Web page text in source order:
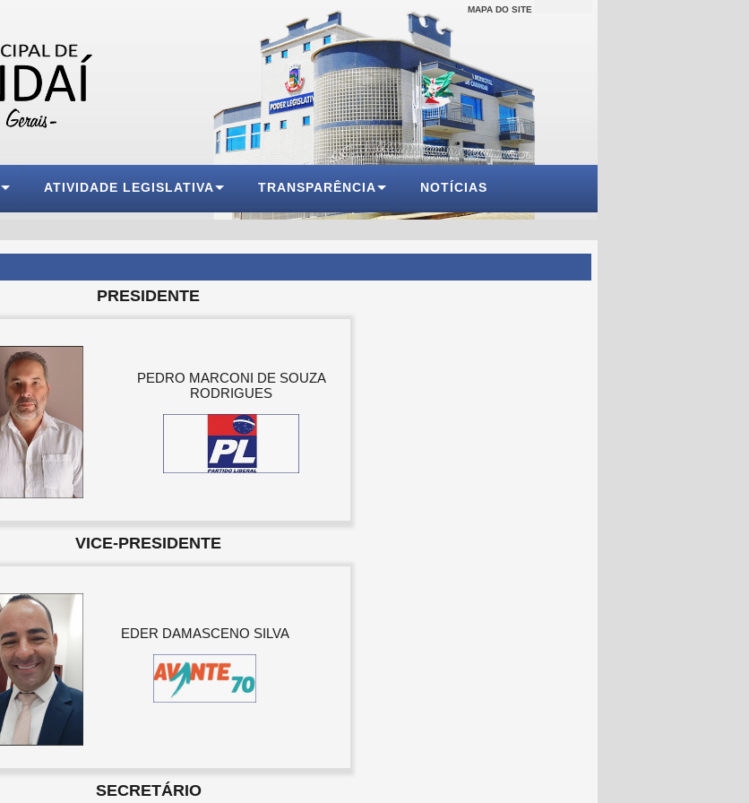
MAPA DO SITE
ATIVIDADE LEGISLATIVA TRANSPARÊNCIA NOTÍCIAS
PRESIDENTE
PEDRO MARCONI DE SOUZA
RODRIGUES
VICE-PRESIDENTE
EDER DAMASCENO SILVA
SECRETÁRIO